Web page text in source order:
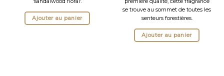
Ajouter au panier
se trouve au sommet de toutes les
senteurs forestières.
Ajouter au panier